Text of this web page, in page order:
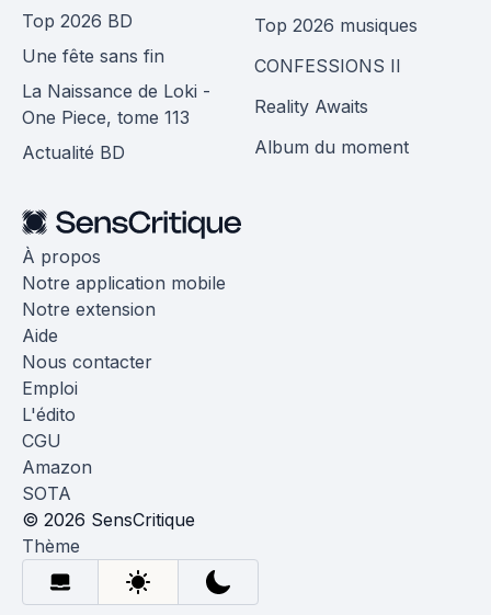
Top 2026 BD
Une fête sans fin
La Naissance de Loki -
One Piece, tome 113
Actualité BD
Top 2026 musiques
CONFESSIONS II
Reality Awaits
Album du moment
À propos
Notre application mobile
Notre extension
Aide
Nous contacter
Emploi
L'édito
CGU
Amazon
SOTA
© 2026 SensCritique
Thème